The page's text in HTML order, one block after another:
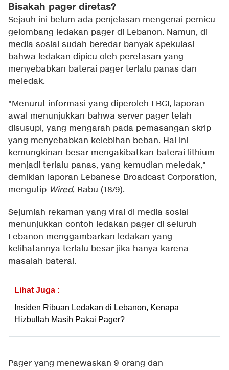
Bisakah pager diretas?
Sejauh ini belum ada penjelasan mengenai pemicu
gelombang ledakan pager di Lebanon. Namun, di
media sosial sudah beredar banyak spekulasi
bahwa ledakan dipicu oleh peretasan yang
menyebabkan baterai pager terlalu panas dan
meledak.
"Menurut informasi yang diperoleh LBCI, laporan
awal menunjukkan bahwa server pager telah
disusupi, yang mengarah pada pemasangan skrip
yang menyebabkan kelebihan beban. Hal ini
kemungkinan besar mengakibatkan baterai lithium
menjadi terlalu panas, yang kemudian meledak,"
demikian laporan Lebanese Broadcast Corporation,
mengutip Wired, Rabu (18/9).
Sejumlah rekaman yang viral di media sosial
menunjukkan contoh ledakan pager di seluruh
Lebanon menggambarkan ledakan yang
kelihatannya terlalu besar jika hanya karena
masalah baterai.
Lihat Juga :
Insiden Ribuan Ledakan di Lebanon, Kenapa
Hizbullah Masih Pakai Pager?
Pager yang menewaskan 9 orang dan